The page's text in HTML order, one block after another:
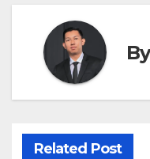
Related Post